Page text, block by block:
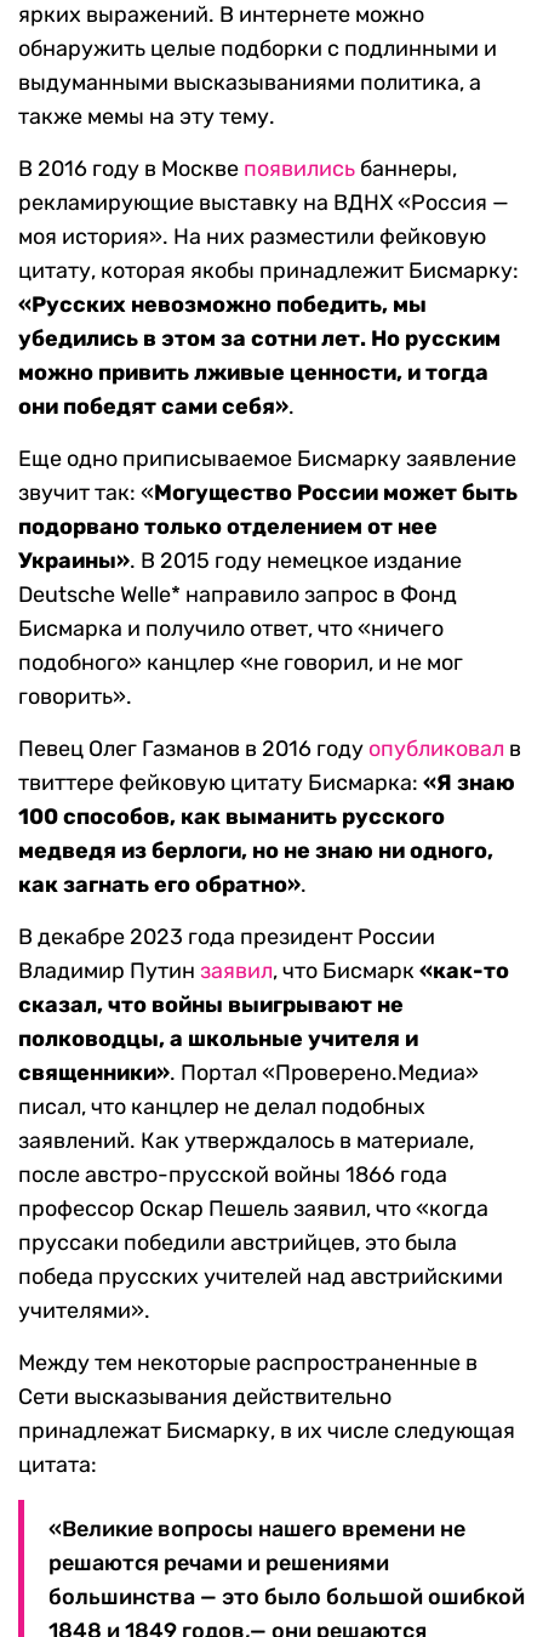
ярких выражений. В интернете можно
обнаружить целые подборки с подлинными и
выдуманными высказываниями политика, а
также мемы на эту тему.
В 2016 году в Москве появились баннеры,
рекламирующие выставку на ВДНХ «Россия —
моя история». На них разместили фейковую
цитату, которая якобы принадлежит Бисмарку:
«Русских невозможно победить, мы
убедились в этом за сотни лет. Но русским
можно привить лживые ценности, и тогда
они победят сами себя».
Еще одно приписываемое Бисмарку заявление
звучит так: «Могущество России может быть
подорвано только отделением от нее
Украины». В 2015 году немецкое издание
Deutsche Welle* направило запрос в Фонд
Бисмарка и получило ответ, что «ничего
подобного» канцлер «не говорил, и не мог
говорить».
Певец Олег Газманов в 2016 году опубликовал в
твиттере фейковую цитату Бисмарка: «Я знаю
100 способов, как выманить русского
медведя из берлоги, но не знаю ни одного,
как загнать его обратно».
В декабре 2023 года президент России
Владимир Путин заявил, что Бисмарк«как-то
сказал, что войны выигрывают не
полководцы, а школьные учителя и
священники». Портал «Проверено.Медиа»
писал, что канцлер не делал подобных
заявлений. Как утверждалось в материале,
после австро-прусской войны 1866 года
профессор Оскар Пешель заявил, что «когда
пруссаки победили австрийцев, это была
победа прусских учителей над австрийскими
учителями».
Между тем некоторые распространенные в
Сети высказывания действительно
принадлежат Бисмарку, в их числе следующая
цитата:
«Великие вопросы нашего времени не
решаются речами и решениями
большинства — это было большой ошибкой
1848 и 1849 годов,— они решаются